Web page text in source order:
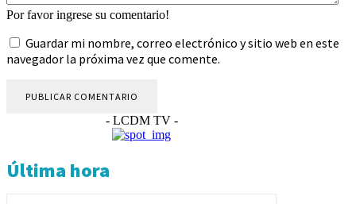
Por favor ingrese su comentario!
Guardar mi nombre, correo electrónico y sitio web en este
navegador la próxima vez que comente.
- LCDM TV -
Última hora